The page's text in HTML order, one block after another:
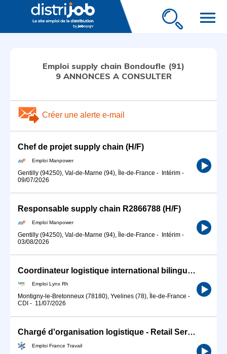
menu
Emploi supply chain Bondoufle (91)
9 ANNONCES A CONSULTER
Créer une alerte e-mail
Chef de projet supply chain (H/F)
Emploi Manpower
Gentilly (94250), Val-de-Marne (94), Île-de-France - Intérim -
09/07/2026
Responsable supply chain R2866788 (H/F)
Emploi Manpower
Gentilly (94250), Val-de-Marne (94), Île-de-France - Intérim -
03/08/2026
Coordinateur logistique international bilingue allemand H/F
Emploi Lynx Rh
Montigny-le-Bretonneux (78180), Yvelines (78), Île-de-France -
CDI - 11/07/2026
Chargé d'organisation logistique - Retail Services (H/F (H/F)
Emploi France Travail